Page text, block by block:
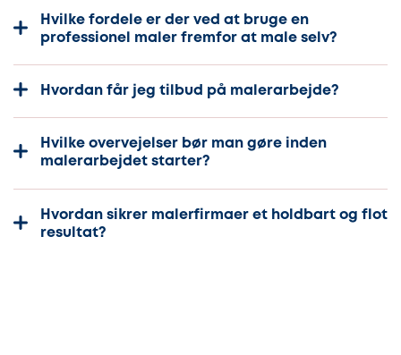
Hvilke fordele er der ved at bruge en
professionel maler fremfor at male selv?
Hvordan får jeg tilbud på malerarbejde?
Hvilke overvejelser bør man gøre inden
malerarbejdet starter?
Hvordan sikrer malerfirmaer et holdbart og flot
resultat?